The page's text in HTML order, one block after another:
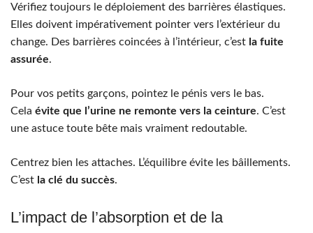
Vérifiez toujours le déploiement des barrières élastiques.
Elles doivent impérativement pointer vers l’extérieur du
change. Des barrières coincées à l’intérieur, c’est la fuite
assurée.
Pour vos petits garçons, pointez le pénis vers le bas.
Cela évite que l’urine ne remonte vers la ceinture. C’est
une astuce toute bête mais vraiment redoutable.
Centrez bien les attaches. L’équilibre évite les bâillements.
C’est la clé du succès.
L’impact de l’absorption et de la